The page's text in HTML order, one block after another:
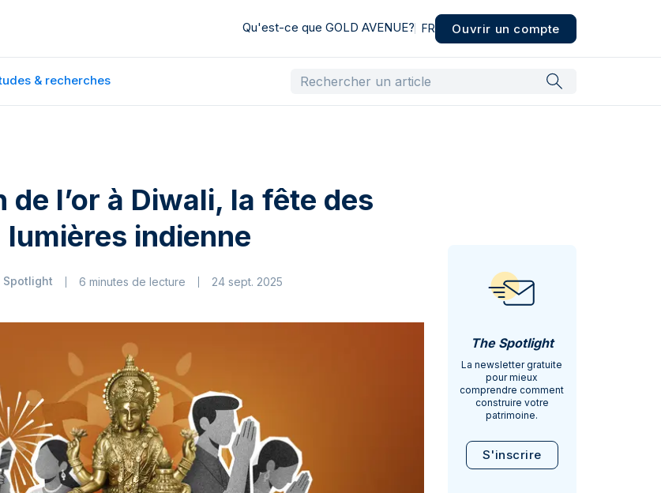
Qu'est-ce que GOLD AVENUE? FR Ouvrir un compte
& recherches
de l’or à Diwali, la fête des
lumières indienne
Spotlight 6 minutes de lecture 24 sept. 2025
The Spotlight
La newsletter gratuite
pour mieux
comprendre comment
construire votre
patrimoine.
S'inscrire